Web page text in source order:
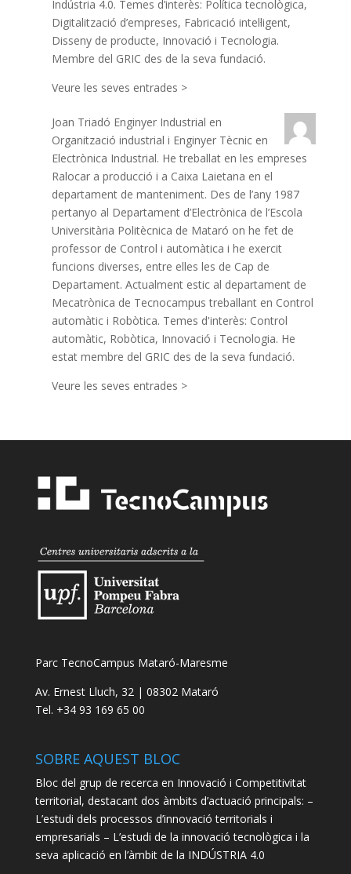
Indústria 4.0. Temes d’interès: Política tecnològica,
Digitalització d’empreses, Fabricació intel·ligent,
Disseny de producte, Innovació i Tecnologia.
Membre del GRIC des de la seva fundació.
Veure les seves entrades >
Joan Triadó Enginyer Industrial en
Organització industrial i Enginyer Tècnic en
Electrònica Industrial. He treballat en les empreses
Ralocar a producció i a Caixa Laietana en el
departament de manteniment. Des de l’any 1987
pertanyo al Departament d’Electrònica de l’Escola
Universitària Politècnica de Mataró on he fet de
professor de Control i automàtica i he exercit
funcions diverses, entre elles les de Cap de
Departament. Actualment estic al departament de
Mecatrònica de Tecnocampus treballant en Control
automàtic i Robòtica. Temes d'interès: Control
automàtic, Robòtica, Innovació i Tecnologia. He
estat membre del GRIC des de la seva fundació.
Veure les seves entrades >
Parc TecnoCampus Mataró-Maresme
Av. Ernest Lluch, 32 | 08302 Mataró
Tel. +34 93 169 65 00
SOBRE AQUEST BLOC
Bloc del grup de recerca en Innovació i Competitivitat
territorial, destacant dos àmbits d’actuació principals: –
L’estudi dels processos d’innovació territorials i
empresarials – L’estudi de la innovació tecnològica i la
seva aplicació en l’àmbit de la INDÚSTRIA 4.0